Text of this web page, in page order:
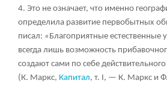
4. Это не означает, что именно
определила развитие первобытных
писал: «Благоприятные естественные
всегда лишь возможность
создают сами по себе
(К. Маркс, Капитал, т. I, — К. Маркс и